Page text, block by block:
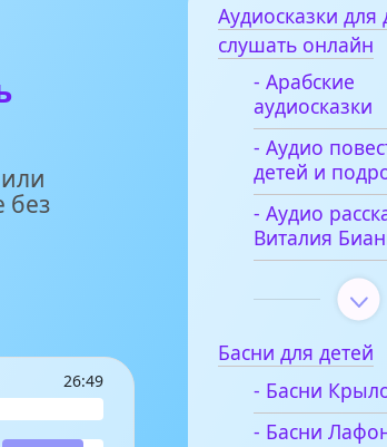
без
26:49
Аудиосказки для
слушать онлайн
- Арабские
аудиосказки
- Аудио
детей и
- Аудио
Виталия
Басни для детей
- Басни
- Басни